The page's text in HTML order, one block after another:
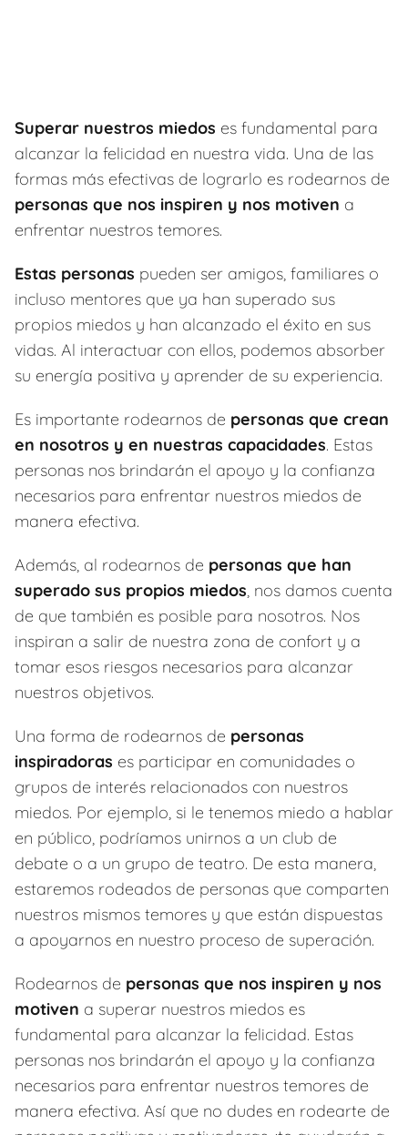
Superar nuestros miedos es fundamental para
alcanzar la felicidad en nuestra vida. Una de las
formas más efectivas de lograrlo es rodearnos de
personas que nos inspiren y nos motiven a
enfrentar nuestros temores.
Estas personas pueden ser amigos, familiares o
incluso mentores que ya han superado sus
propios miedos y han alcanzado el éxito en sus
vidas. Al interactuar con ellos, podemos absorber
su energía positiva y aprender de su experiencia.
Es importante rodearnos de personas que crean
en nosotros y en nuestras capacidades. Estas
personas nos brindarán el apoyo y la confianza
necesarios para enfrentar nuestros miedos de
manera efectiva.
Además, al rodearnos de personas que han
superado sus propios miedos, nos damos cuenta
de que también es posible para nosotros. Nos
inspiran a salir de nuestra zona de confort y a
tomar esos riesgos necesarios para alcanzar
nuestros objetivos.
Una forma de rodearnos de personas
inspiradoras es participar en comunidades o
grupos de interés relacionados con nuestros
miedos. Por ejemplo, si le tenemos miedo a hablar
en público, podríamos unirnos a un club de
debate o a un grupo de teatro. De esta manera,
estaremos rodeados de personas que comparten
nuestros mismos temores y que están dispuestas
a apoyarnos en nuestro proceso de superación.
Rodearnos de personas que nos inspiren y nos
motiven a superar nuestros miedos es
fundamental para alcanzar la felicidad. Estas
personas nos brindarán el apoyo y la confianza
necesarios para enfrentar nuestros temores de
manera efectiva. Así que no dudes en rodearte de